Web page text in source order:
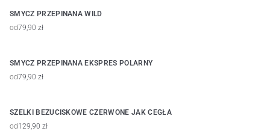
SMYCZ PRZEPINANA WILD
od79,90 zł
SMYCZ PRZEPINANA EKSPRES POLARNY
od79,90 zł
SZELKI BEZUCISKOWE CZERWONE JAK CEGŁA
od129,90 zł